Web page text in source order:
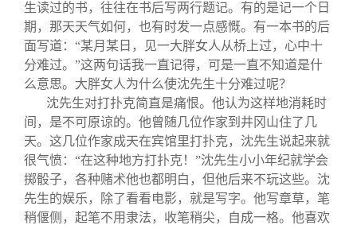
生读过的书，往往在书后写两行题记。有的是记一个日
期，那天天气如何，也有时发一点感慨。有一本书的后
面写道：“某月某日，见一大胖女人从桥上过，心中十
分难过。”这两句话我一直记得，可是一直不知道是什
么意思。大胖女人为什么使沈先生十分难过呢？
沈先生对打扑克简直是痛恨。他认为这样地消耗时
间，是不可原谅的。他曾随几位作家到井冈山住了几
天。这几位作家成天在宾馆里打扑克，沈先生说起来就
很气愤：“在这种地方打扑克！”沈先生小小年纪就学会
掷骰子，各种赌术他也都明白，但他后来不玩这些。沈
先生的娱乐，除了看看电影，就是写字。他写章草，笔
稍偃侧，起笔不用隶法，收笔稍尖，自成一格。他喜欢